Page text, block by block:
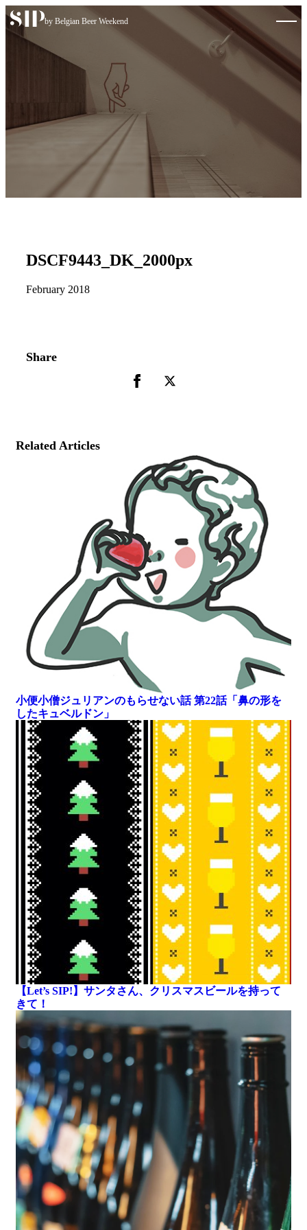
Skip to content
by Belgian Beer Weekend
DSCF9443_DK_2000px
February 2018
Share
Related Articles
小便小僧ジュリアンのもらせない話 第22話「鼻の形を
したキュベルドン」
【Let’s SIP!】サンタさん、クリスマスビールを持って
きて！